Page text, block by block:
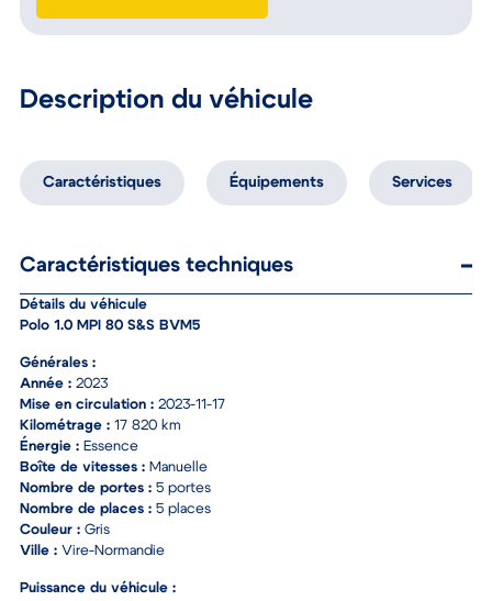
Description du véhicule
Caractéristiques Équipements Services
Caractéristiques techniques
Détails du véhicule
Polo 1.0 MPI 80 S&S BVM5
Générales :
Année : 2023
Mise en circulation : 2023-11-17
Kilométrage : 17 820 km
Énergie : Essence
Boîte de vitesses : Manuelle
Nombre de portes : 5 portes
Nombre de places : 5 places
Couleur : Gris
Ville : Vire-Normandie
Puissance du véhicule :